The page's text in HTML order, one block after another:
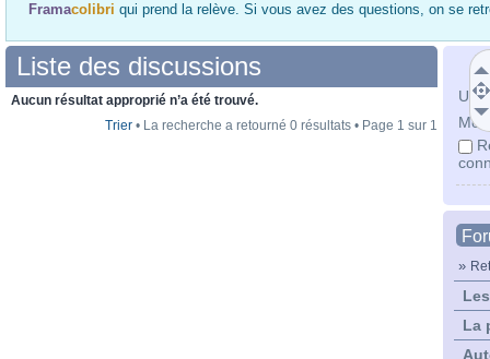
Framacolibri qui prend la relève. Si vous avez des questions, on se
Mot
»
La
Liste des discussions
Aucun résultat approprié n’a été trouvé.
Trier • La recherche a retourné 0 résultats • Page 1 sur 1